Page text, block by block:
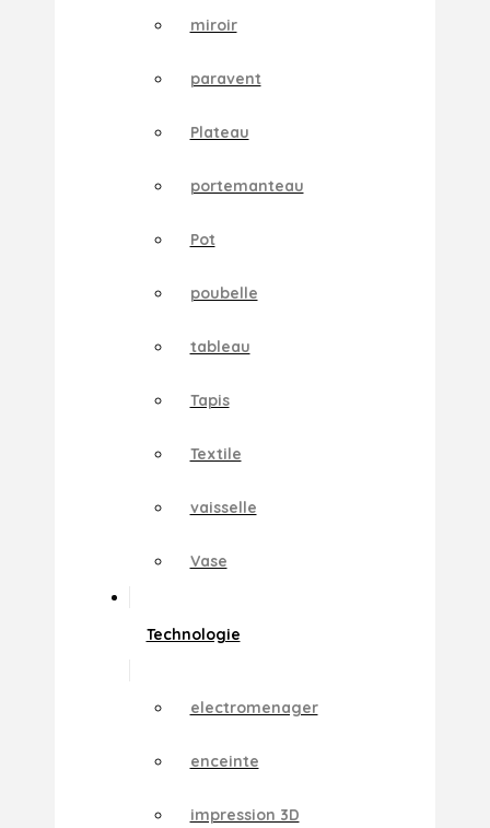
miroir
paravent
Plateau
portemanteau
Pot
poubelle
tableau
Tapis
Textile
vaisselle
Vase
Technologie
electromenager
enceinte
impression 3D